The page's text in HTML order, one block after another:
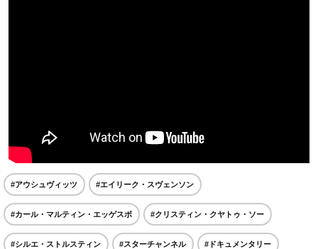
#アウシュヴィッツ #エイリーク・スヴェンソン
#カール・マルティン・エッゲスボ #クリスティン・クヤトゥ・ソー
#シルエ・ストルスティン #スターチャンネル #ドキュメンタリー